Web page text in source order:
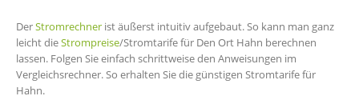
DerStromrechner ist äußerst intuitiv aufgebaut. So kann man ganz
leicht dieStrompreise/Stromtarife für Den Ort Hahn berechnen
lassen. Folgen Sie einfach schrittweise den Anweisungen im
Vergleichsrechner. So erhalten Sie die günstigen Stromtarife für
Hahn.